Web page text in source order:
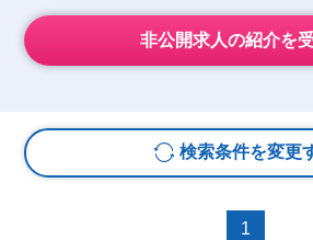
非公開求人の紹介を
検索条件を変更
1